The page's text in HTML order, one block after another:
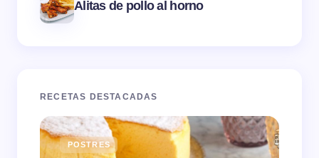
Alitas de pollo al horno
RECETAS DESTACADAS
POSTRES